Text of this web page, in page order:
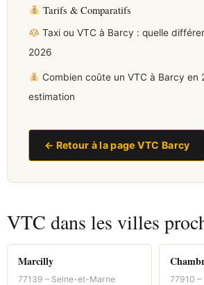
Tarifs & Comparatifs
Taxi ou VTC à Barcy : quelle
2026
Combien coûte un VTC à Barcy en
estimation
← Retour à la page VTC Barcy
VTC dans les villes
Marcilly
77139 – Seine-et-Marne 77910